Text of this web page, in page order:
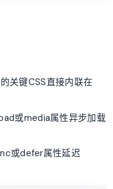
关键CSS直接内联在
或media属性异步加载
或defer属性延迟